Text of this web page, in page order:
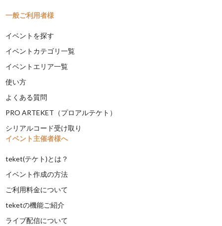
一般ご利用者様
イベントを探す
イベントカテゴリ一覧
イベントエリア一覧
使い方
よくある質問
PRO ARTEKET（プロアルテケト）
シリアルコード受け取り
イベント主催者様へ
teket(テケト)とは？
イベント作成の方法
ご利用料金について
teketの機能ご紹介
ライブ配信について